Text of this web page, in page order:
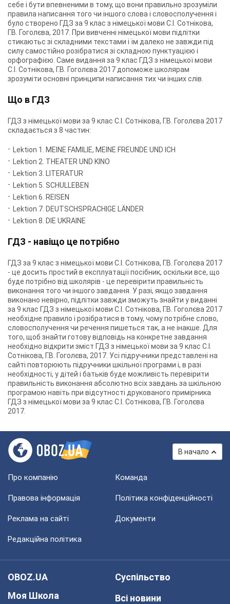
себе і бути впевненими в тому, що вони правильно зрозуміли
правила написання того чи іншого слова і словосполучення і
було створено ГДЗ за 9 клас з німецької мови С.І. Сотнікова,
Г.В. Гоголєва, 2017. При вивченні німецької мови підлітки
стикаютьс зі складними текстами і їм далеко не завжди під
силу самостійно розібратися зі складною пунктуацією і
орфографією. Саме видання за 9 клас ГДЗ з німецької мови
С.І. Сотнікова, Г.В. Гоголєва 2017 допоможе школярам
зрозуміти основні принципи написання тих чи інших слів.
Що в ГДЗ
ГДЗ з німецької мови за 9 клас С.І. Сотнікова, Г.В. Гоголєва 2017
складається з 8 частин:
Lektion 1. MEINE FAMILIE, MEINE FREUNDE UND ICH
Lektion 2. THEATER UND KINO
Lektion 3. LITERATUR
Lektion 5. SCHULLEBEN
Lektion 6. REISEN
Lektion 7. DEUTSCHSPRACHIGE LÄNDER
Lektion 8. DIE UKRAINE
ГДЗ - навіщо це потрібно
ГДЗ за 9 клас з німецької мови С.І. Сотнікова, Г.В. Гоголєва 2017
- це досить простий в експлуатації посібник, оскільки все, що
буде потрібно від школярів - це перевірити правильність
виконання того чи іншого завдання. У разі, якщо завдання
виконано невірно, підлітки завжди зможуть знайти у виданні
за 9 клас ГДЗ з німецької мови С.І. Сотнікова, Г.В. Гоголєва 2017
необхідне правило і розібратися в тому, чому потрібне слово,
словосполучення чи речення пишеться так, а не інакше. Для
того, щоб знайти готову відповідь на конкретне завдання
необхідно відкрити зміст ГДЗ з німецької мови за 9 клас С.І.
Сотнікова, Г.В. Гоголєва, 2017. Усі підручники представлені на
сайті повторюють підручники шкільної програми і, в разі
необхідності, у дітей і батьків буде можливість перевірити
правильність виконання абсолютно всіх завдань за шкільною
програмою навіть при відсутності друкованого примірника
ГДЗ з німецької мови за 9 клас С.І. Сотнікова, Г.В. Гоголєва
2017.
В начало
Про компанію Команда
Правова інформація Політика конфіденційності
Реклама на сайті Документи
Редакційна політика
OBOZ.UA
Моя Школа
Суспільство
Всі новини